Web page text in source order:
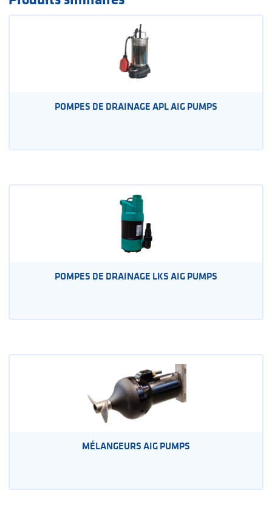
POMPES DE DRAINAGE APL AIG PUMPS
POMPES DE DRAINAGE LKS AIG PUMPS
MÉLANGEURS AIG PUMPS